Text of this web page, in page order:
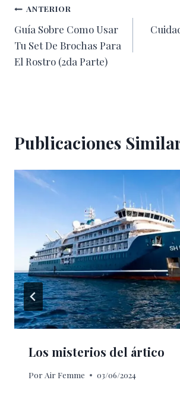
Navegación
de
entradas
ANTERIOR
Guía Sobre Como Usar
Tu Set De Brochas Para
El Rostro (2da Parte)
Publicaciones
Los misterios del ártico
Por Air Femme 03/06/2024